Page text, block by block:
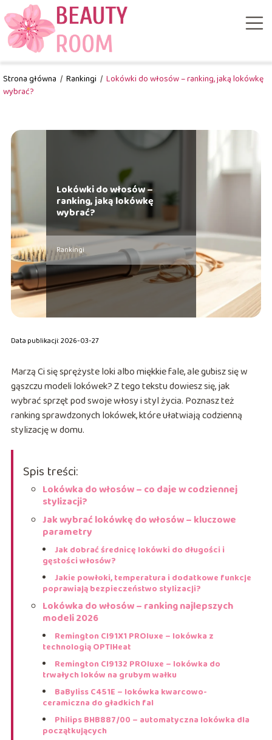
Strona główna / Rankingi / Lokówki do włosów – ranking, jaką lokówkę
wybrać?
Lokówki do włosów –
ranking, jaką lokówkę
wybrać?
Rankingi
Data publikacji: 2026-03-27
Marzą Ci się sprężyste loki albo miękkie fale, ale gubisz się w
gąszczu modeli lokówek? Z tego tekstu dowiesz się, jak
wybrać sprzęt pod swoje włosy i styl życia. Poznasz też
ranking sprawdzonych lokówek, które ułatwiają codzienną
stylizację w domu.
Spis treści:
Lokówka do włosów – co daje w codziennej
stylizacji?
Jak wybrać lokówkę do włosów – kluczowe
parametry
Jak dobrać średnicę lokówki do długości i
gęstości włosów?
Jakie powłoki, temperatura i dodatkowe funkcje
poprawiają bezpieczeństwo stylizacji?
Lokówka do włosów – ranking najlepszych
modeli 2026
Remington CI91X1 PROluxe – lokówka z
technologią OPTIHeat
Remington CI9132 PROluxe – lokówka do
trwałych loków na grubym wałku
BaByliss C451E – lokówka kwarcowo-
ceramiczna do gładkich fal
Philips BHB887/00 – automatyczna lokówka dla
początkujących